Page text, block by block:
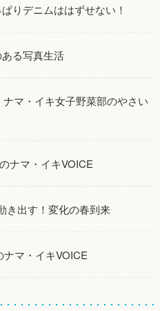
りデニムははずせない！
る写真生活
・イキ女子野菜部のやさい
ナマ・イキVOICE
き出す！変化の春到来
ナマ・イキVOICE